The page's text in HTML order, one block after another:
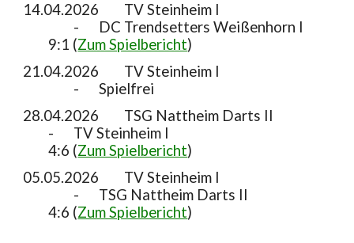
14.04.2026
TV Steinheim I
-
DC Trendsetters Weißenhorn I
9:1 (Zum Spielbericht)
21.04.2026
TV Steinheim I
-
Spielfrei
28.04.2026
TSG Nattheim Darts II
-
TV Steinheim I
4:6 (Zum Spielbericht)
05.05.2026
TV Steinheim I
-
TSG Nattheim Darts II
4:6 (Zum Spielbericht)